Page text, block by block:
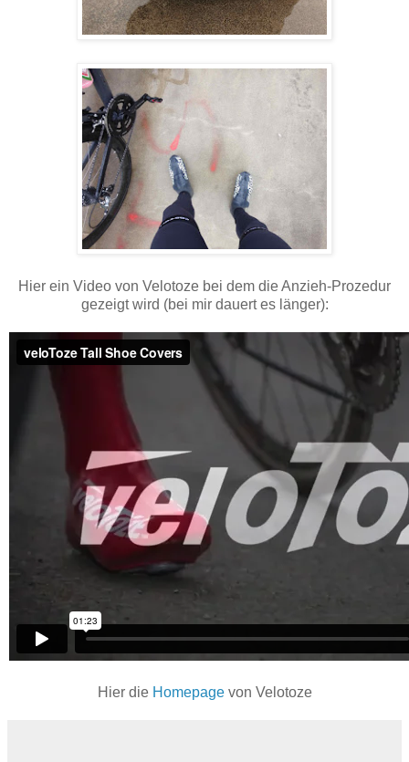
Hier ein Video von Velotoze bei dem die Anzieh-Prozedur
gezeigt wird (bei mir dauert es länger):
Hier die Homepagevon Velotoze